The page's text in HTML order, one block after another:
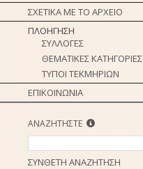
ΣΧΕΤΙΚΑ ΜΕ ΤΟ ΑΡΧΕΙΟ
ΠΛΟΗΓΗΣΗ
ΣΥΛΛΟΓΕΣ
ΘΕΜΑΤΙΚΕΣ ΚΑΤΗΓΟΡΙΕΣ
ΤΥΠΟΙ ΤΕΚΜΗΡΙΩΝ
ΕΠΙΚΟΙΝΩΝΙΑ
ΑΝΑΖΗΤΗΣΤΕ
ΣΥΝΘΕΤΗ ΑΝΑΖΗΤΗΣΗ